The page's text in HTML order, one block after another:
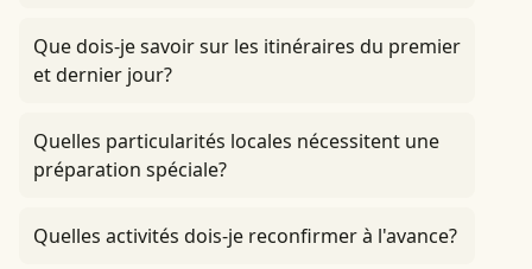
Que dois-je savoir sur les itinéraires du premier
et dernier jour?
Quelles particularités locales nécessitent une
préparation spéciale?
Quelles activités dois-je reconfirmer à l'avance?